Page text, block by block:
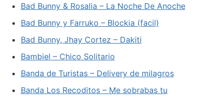
Bad Bunny & Rosalia – La Noche De Anoche
Bad Bunny y Farruko – Blockia (facil)
Bad Bunny, Jhay Cortez – Dakiti
Bambiel – Chico Solitario
Banda de Turistas – Delivery de milagros
Banda Los Recoditos – Me sobrabas tu